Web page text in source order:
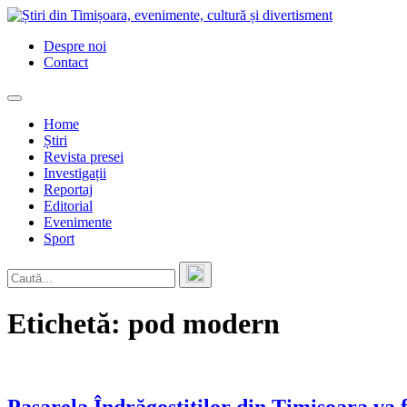
Skip
contentDespre noi
Contact
Home
Știri
Revista presei
Investigații
Reportaj
Editorial
Evenimente
Sport
Etichetă: pod modern